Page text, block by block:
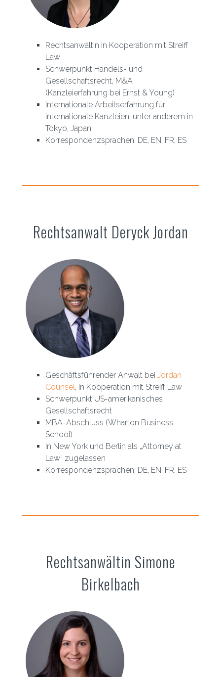
Rechtsanwältin in Kooperation mit Streiff
Law
Schwerpunkt Handels- und
Gesellschaftsrecht, M&A
(Kanzleierfahrung bei Ernst & Young)
Internationale Arbeitserfahrung für
internationale Kanzleien, unter anderem in
Tokyo, Japan
Korrespondenzsprachen: DE, EN, FR, ES
Rechtsanwalt Deryck Jordan
Geschäftsführender Anwalt bei Jordan
Counsel, in Kooperation mit Streiff Law
Schwerpunkt US-amerikanisches
Gesellschaftsrecht
MBA-Abschluss (Wharton Business
School)
In New York und Berlin als „Attorney at
Law“ zugelassen
Korrespondenzsprachen: DE, EN, FR, ES
Rechtsanwältin Simone
Birkelbach